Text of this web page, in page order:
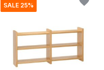
SALE 25%